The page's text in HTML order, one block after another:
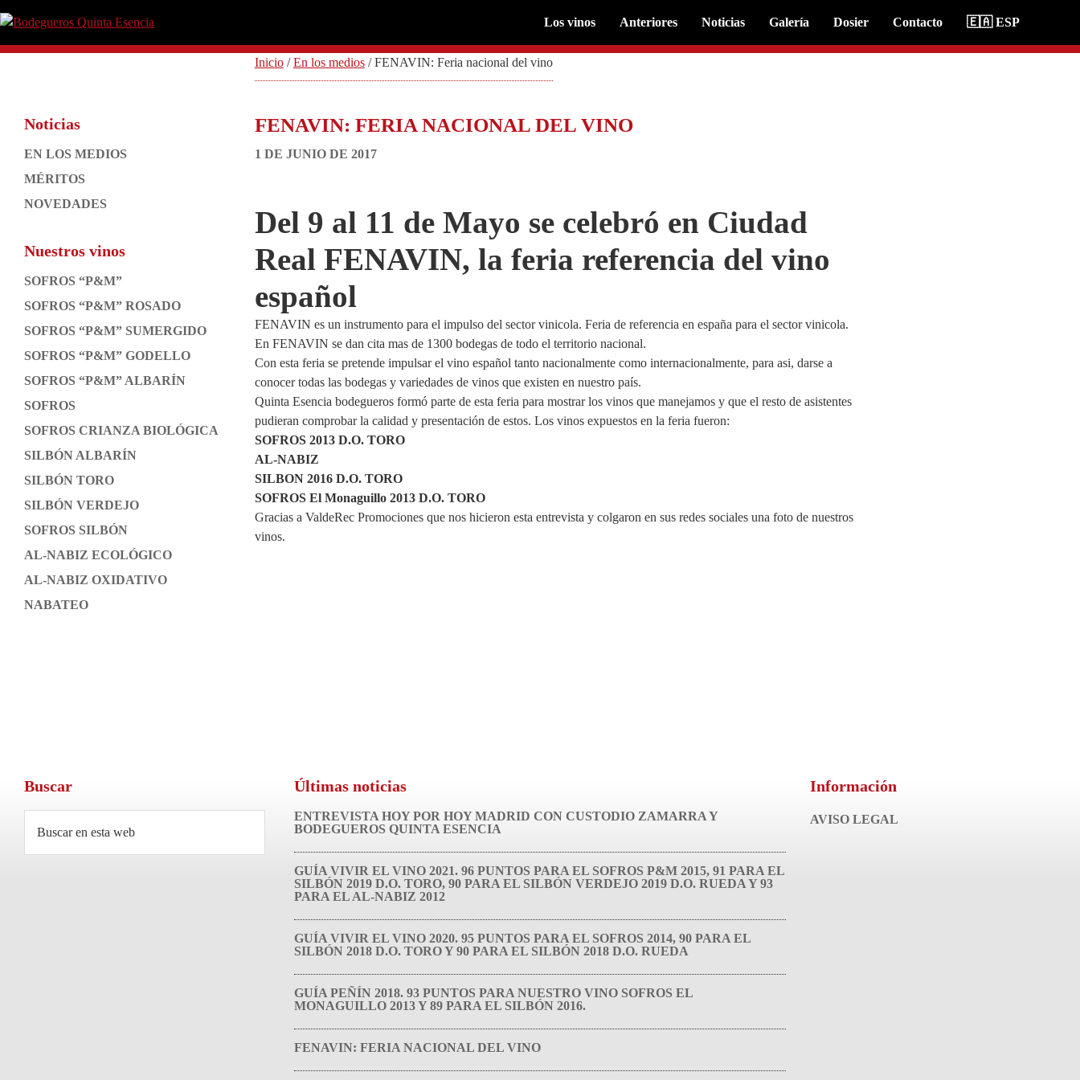
a
la
al
contenido
a
la
al
pie
Quinta
Los vinos Anteriores Noticias Galería Dosier Contacto 🇪🇦 ESP
Barra
lateral
principal
Noticias
EN LOS MEDIOS
MÉRITOS
NOVEDADES
Nuestros vinos
SOFROS “P&M”
SOFROS “P&M” ROSADO
SOFROS “P&M” SUMERGIDO
SOFROS “P&M” GODELLO
SOFROS “P&M” ALBARÍN
SOFROS
SOFROS CRIANZA BIOLÓGICA
SILBÓN ALBARÍN
SILBÓN TORO
SILBÓN VERDEJO
SOFROS SILBÓN
AL-NABIZ ECOLÓGICO
AL-NABIZ OXIDATIVO
NABATEO
Inicio / En los medios /FENAVIN: Feria nacional del vino
FENAVIN: FERIA NACIONAL DEL VINO
1 DE JUNIO DE 2017
Del 9 al 11 de Mayo se celebró en Ciudad
Real FENAVIN, la feria referencia del vino
español
FENAVIN es un instrumento para el impulso del sector vinicola. Feria de referencia en españa para el sector vinicola.
En FENAVIN se dan cita mas de 1300 bodegas de todo el territorio nacional.
Con esta feria se pretende impulsar el vino español tanto nacionalmente como internacionalmente, para asi, darse a
conocer todas las bodegas y variedades de vinos que existen en nuestro país.
Quinta Esencia bodegueros formó parte de esta feria para mostrar los vinos que manejamos y que el resto de asistentes
pudieran comprobar la calidad y presentación de estos. Los vinos expuestos en la feria fueron:
SOFROS 2013 D.O. TORO
AL-NABIZ
SILBON 2016 D.O. TORO
SOFROS El Monaguillo 2013 D.O. TORO
Gracias a ValdeRec Promociones que nos hicieron esta entrevista y colgaron en sus redes sociales una foto de nuestros
vinos.
Footer
Buscar
esta
Últimas noticias
ENTREVISTA HOY POR HOY MADRID CON CUSTODIO ZAMARRA Y
BODEGUEROS QUINTA ESENCIA
GUÍA VIVIR EL VINO 2021. 96 PUNTOS PARA EL SOFROS P&M 2015, 91 PARA EL
SILBÓN 2019 D.O. TORO, 90 PARA EL SILBÓN VERDEJO 2019 D.O. RUEDA Y 93
PARA EL AL-NABIZ 2012
GUÍA VIVIR EL VINO 2020. 95 PUNTOS PARA EL SOFROS 2014, 90 PARA EL
SILBÓN 2018 D.O. TORO Y 90 PARA EL SILBÓN 2018 D.O. RUEDA
GUÍA PEÑÍN 2018. 93 PUNTOS PARA NUESTRO VINO SOFROS EL
MONAGUILLO 2013 Y 89 PARA EL SILBÓN 2016.
FENAVIN: FERIA NACIONAL DEL VINO
Información
AVISO LEGAL